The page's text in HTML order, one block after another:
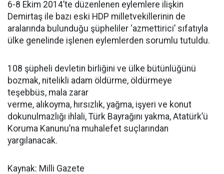
6-8 Ekim 2014’te düzenlenen eylemlere ilişkin
Demirtaş ile bazı eski HDP milletvekillerinin de
aralarında bulunduğu şüpheliler ‘azmettirici’ sıfatıyla
ülke genelinde işlenen eylemlerden sorumlu tutuldu.
108 şüpheli devletin birliğini ve ülke bütünlüğünü
bozmak, nitelikli adam öldürme, öldürmeye
teşebbüs, mala zarar
verme, alıkoyma, hırsızlık, yağma, işyeri ve konut
dokunulmazlığı ihlali, Türk Bayrağını yakma, Atatürk’ü
Koruma Kanunu’na muhalefet suçlarından
yargılanacak.
Kaynak: Milli Gazete